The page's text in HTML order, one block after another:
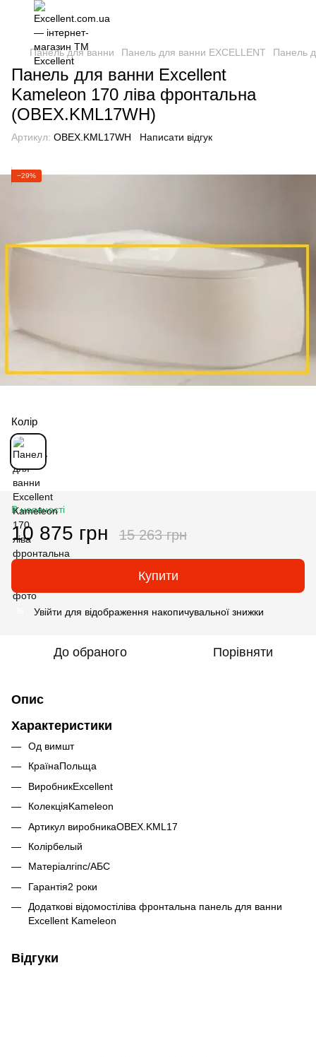
Панель для ванни Панель для ванни EXCELLENT Панель
Панель для ванни Excellent
Kameleon 170 ліва фронтальна
(OBEX.KML17WH)
Артикул: OBEX.KML17WH Написати відгук
−29%
Колір
В наявності
10 875 грн 15 263 грн
Купити
Увійти для відображення накопичувальної знижки
До обраного Порівняти
Опис
Характеристики
Од вимшт
КраїнаПольща
ВиробникExcellent
КолекціяKameleon
Артикул виробникаOBEX.KML17
Колірбелый
Матеріалгіпс/АБС
Гарантія2 роки
Додаткові відомостіліва фронтальна панель для ванни
Excellent Kameleon
Відгуки